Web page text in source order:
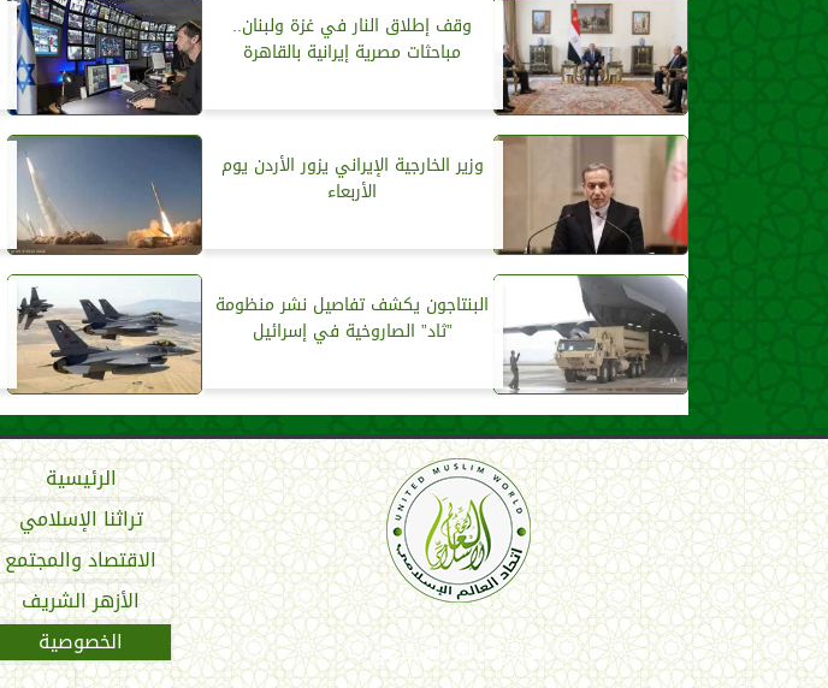
وقف إطلاق النار في غزة ولبنان..
مباحثات مصرية إيرانية بالقاهرة
وزير الخارجية الإيراني يزور الأردن يوم
الأربعاء
البنتاجون يكشف تفاصيل نشر منظومة
”ثاد” الصاروخية في إسرائيل
اتحاد العالم الإسلامي
الرئيسية
تراثنا الإسلامي
الاقتصاد والمجتمع
الأزهر الشريف
الخصوصية